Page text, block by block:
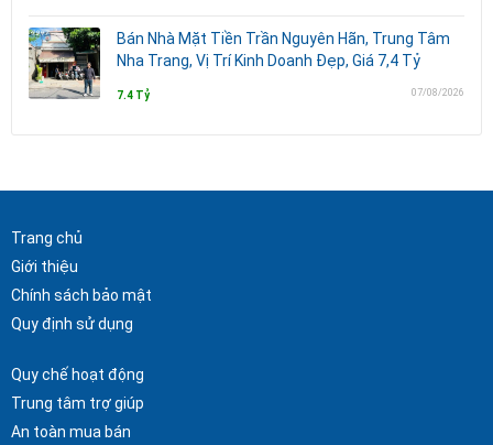
Bán Nhà Mặt Tiền Trần Nguyên Hãn, Trung Tâm
Nha Trang, Vị Trí Kinh Doanh Đẹp, Giá 7,4 Tỷ
7.4 Tỷ 07/08/2026
Trang chủ
Giới thiệu
Chính sách bảo mật
Quy định sử dụng
Quy chế hoạt động
Trung tâm trợ giúp
An toàn mua bán